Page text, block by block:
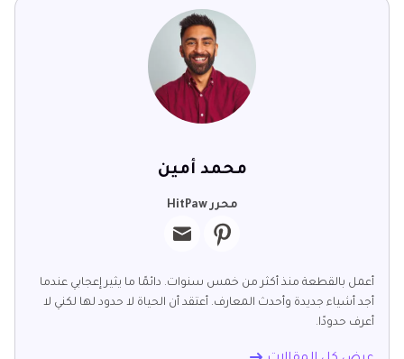
محمد أمين
محرر HitPaw
أعمل بالقطعة منذ أكثر من خمس سنوات. دائمًا ما يثير إعجابي عندما
أجد أشياء جديدة وأحدث المعارف. أعتقد أن الحياة لا حدود لها لكني لا
أعرف حدودًا.